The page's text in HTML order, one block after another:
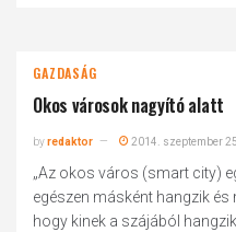
GAZDASÁG
Okos városok nagyító alatt
byredaktor 2014. szeptember 25.
„Az okos város (smart city)
egészen másként hangzik
hogy kinek a szájából